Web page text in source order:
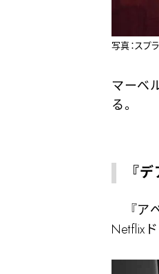
写真：スプ
マーベ
る。
『
『ア
Netflix